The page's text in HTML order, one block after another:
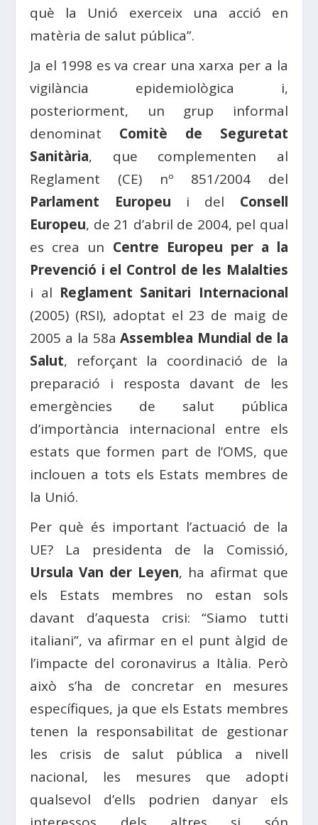
què la Unió exerceix una acció en
matèria de salut pública”.
Ja el 1998 es va crear una xarxa per a la
vigilància epidemiològica i,
posteriorment, un grup informal
denominat Comitè de Seguretat
Sanitària, que complementen al
Reglament (CE) nº 851/2004 del
Parlament Europeu i del Consell
Europeu, de 21 d’abril de 2004, pel qual
es crea un Centre Europeu per a la
Prevenció i el Control de les Malalties
i al Reglament Sanitari Internacional
(2005) (RSI), adoptat el 23 de maig de
2005 a la 58aAssemblea Mundial de la
Salut, reforçant la coordinació de la
preparació i resposta davant de les
emergències de salut pública
d’importància internacional entre els
estats que formen part de l’OMS, que
inclouen a tots els Estats membres de
la Unió.
Per què és important l’actuació de la
UE? La presidenta de la Comissió,
Ursula Van der Leyen, ha afirmat que
els Estats membres no estan sols
davant d’aquesta crisi: “Siamo tutti
italiani”, va afirmar en el punt àlgid de
l’impacte del coronavirus a Itàlia. Però
això s’ha de concretar en mesures
específiques, ja que els Estats membres
tenen la responsabilitat de gestionar
les crisis de salut pública a nivell
nacional, les mesures que adopti
qualsevol d’ells podrien danyar els